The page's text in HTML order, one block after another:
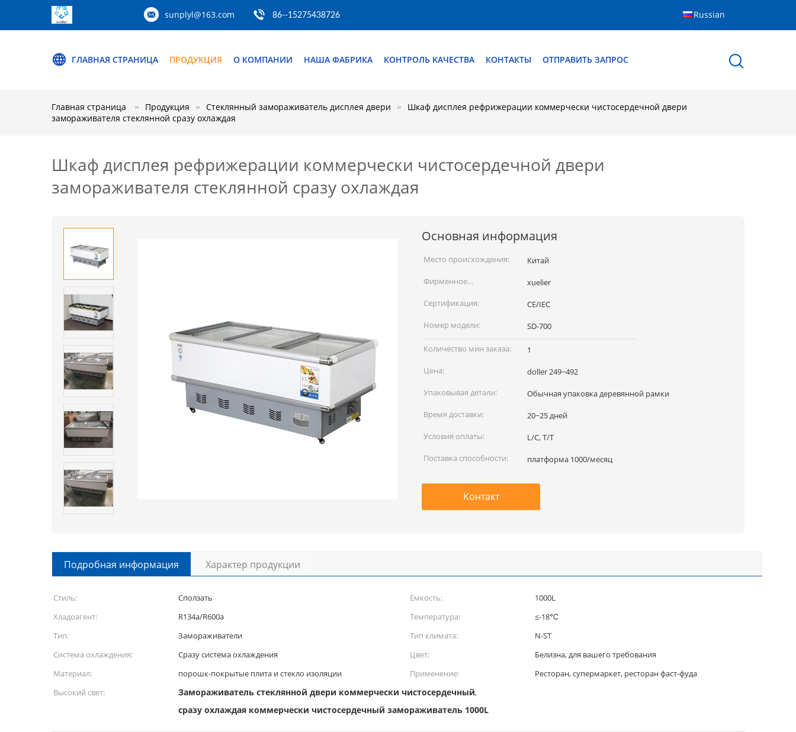
sunplyl@163.com 86--15275438726 Russian
ГЛАВНАЯ СТРАНИЦА ПРОДУКЦИЯ О КОМПАНИИ НАША ФАБРИКА КОНТРОЛЬ КАЧЕСТВА КОНТАКТЫ ОТПРАВИТЬ ЗАПРОС
Главная страница Продукция Стеклянный замораживатель дисплея двери
Шкаф дисплея рефрижерации коммерчески чистосердечной двери
замораживателя стеклянной сразу охлаждая
Шкаф дисплея рефрижерации коммерчески чистосердечной двери
замораживателя стеклянной сразу охлаждая
Основная информация
Место происхождения:
Китай
Фирменное
наименование:
xuelier
Сертификация:
CE/IEC
Номер модели:
SD-700
Количество мин заказа:
1
Цена:
doller 249~492
Упаковывая детали:
Обычная упаковка деревянной рамки
Время доставки:
20~25 дней
Условия оплаты:
L/C, T/T
Поставка способности:
платформа 1000/месяц
Контакт
Подробная информация Характер продукции
Стиль: Сползать Емкость:
1000L
Хладоагент:
R134a/R600a Температура:
≤-18℃
Тип:
Замораживатели Тип климата:
N-ST
Система охлаждения:
Сразу система охлаждения Цвет:
Белизна, для вашего требования
Материал:
порошк-покрытые плита и стекло изоляции Применение:
Ресторан, супермаркет, ресторан фаст-фуда
Высокий свет:
Замораживатель стеклянной двери коммерчески чистосердечный,
сразу охлаждая коммерчески чистосердечный замораживатель 1000L